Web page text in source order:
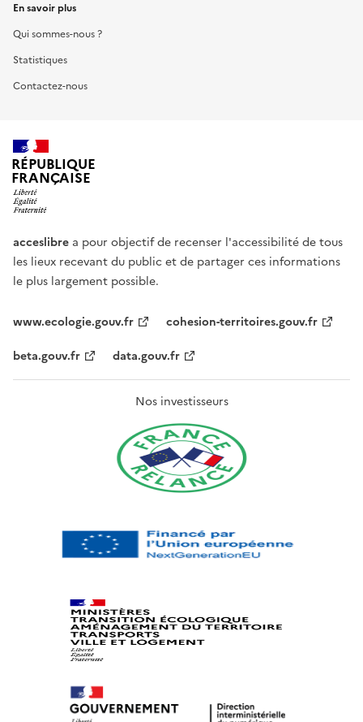
En savoir plus
Qui sommes-nous ?
Statistiques
Contactez-nous
RÉPUBLIQUE
FRANÇAISE
acceslibre a pour objectif de recenser l'accessibilité de tous
les lieux recevant du public et de partager ces informations
le plus largement possible.
www.ecologie.gouv.fr
cohesion-territoires.gouv.fr
beta.gouv.fr
data.gouv.fr
Nos investisseurs